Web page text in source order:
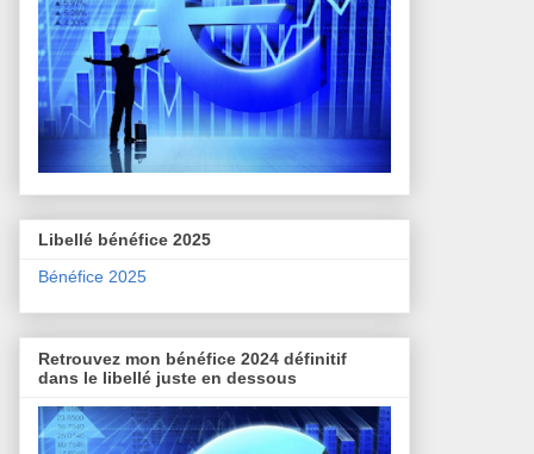
Libellé bénéfice 2025
Bénéfice 2025
Retrouvez mon bénéfice 2024 définitif
dans le libellé juste en dessous